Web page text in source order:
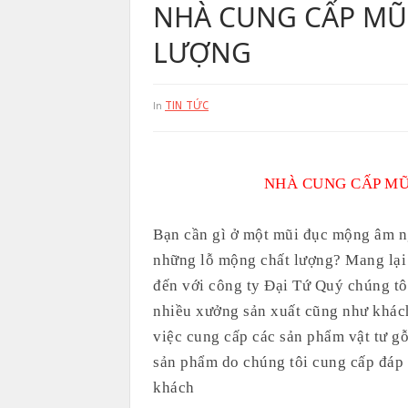
NHÀ CUNG CẤP
LƯỢNG
In TIN TỨC
NHÀ CUNG CẤP MŨI
Bạn cần gì ở một mũi đục mộng âm
những lỗ mộng chất lượng? Mang
đến với công ty Đại Tứ Quý chúng
nhiều xưởng sản xuất cũng như
việc cung cấp các sản phẩm vật tư
sản phẩm do chúng tôi cung cấp
khách